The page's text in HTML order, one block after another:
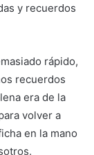
y recuerdos
rápido,
recuerdos
era de la
volver a
en la mano